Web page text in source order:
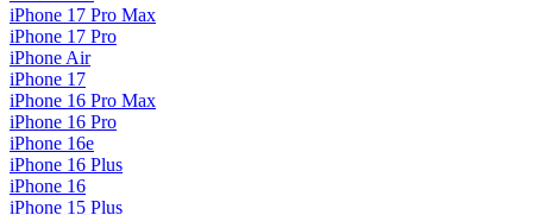
iPhone 17 Pro Max
iPhone 17 Pro
iPhone Air
iPhone 17
iPhone 16 Pro Max
iPhone 16 Pro
iPhone 16e
iPhone 16 Plus
iPhone 16
iPhone 15 Plus